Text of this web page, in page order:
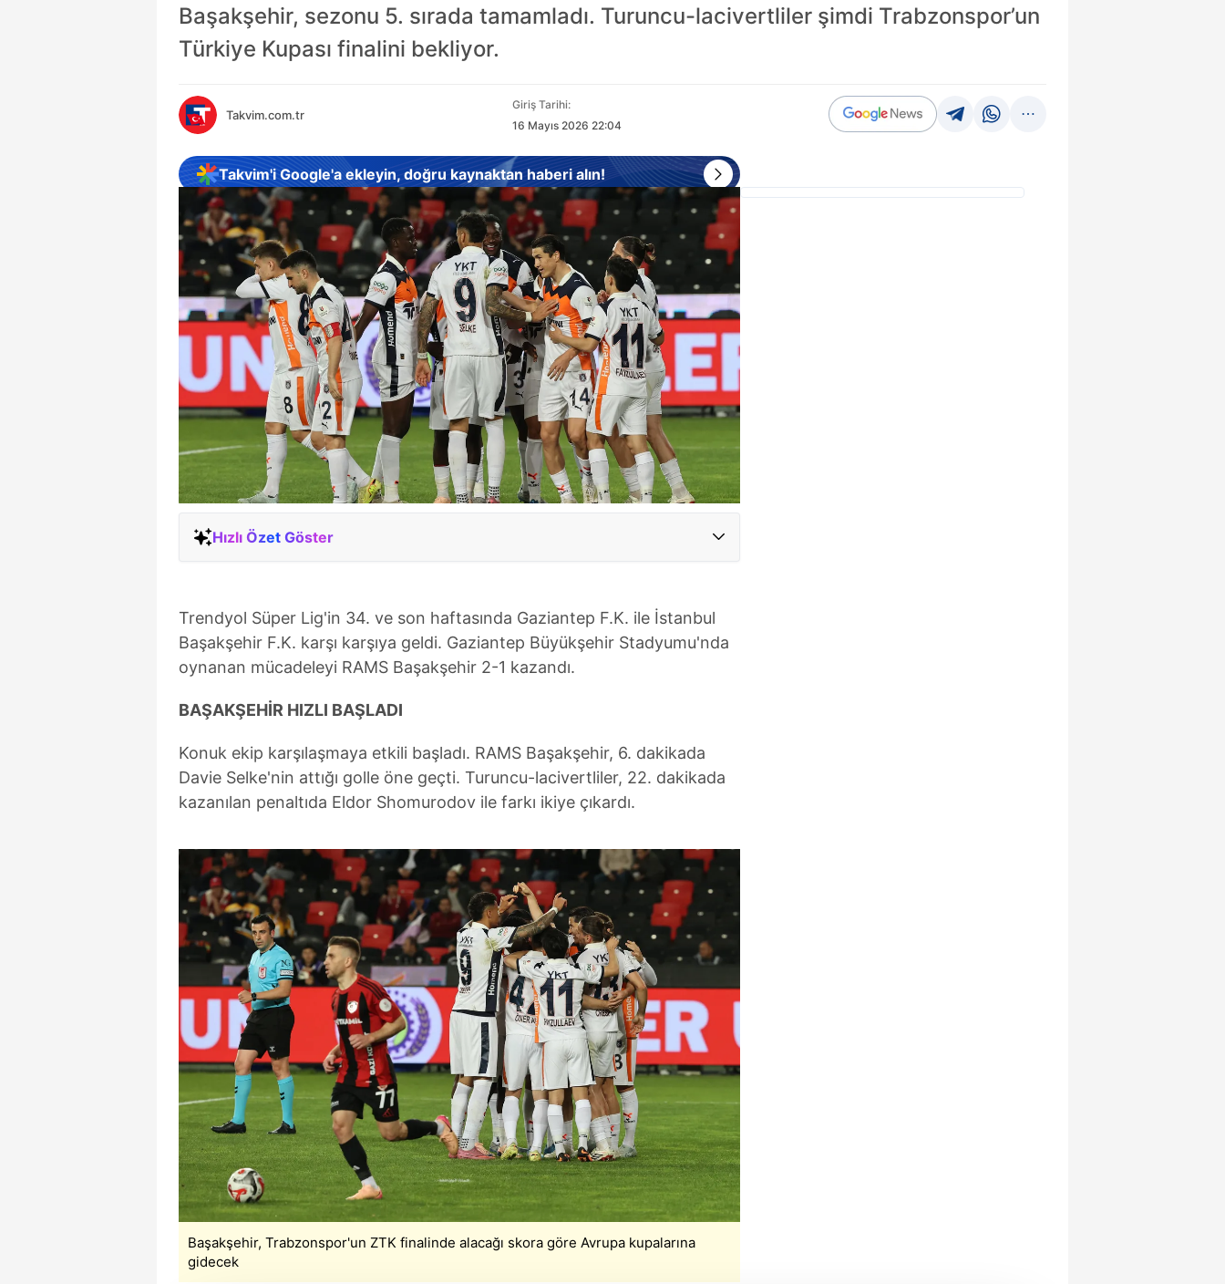
Başakşehir, sezonu 5. sırada tamamladı. Turuncu-lacivertliler şimdi Trabzonspor’un
Türkiye Kupası finalini bekliyor.
Takvim.com.tr
Giriş Tarihi:
16 Mayıs 2026 22:04
Takvim'i Google'a ekleyin, doğru kaynaktan haberi alın!
Hızlı Özet Göster
Trendyol Süper Lig'in 34. ve son haftasında Gaziantep F.K. ile İstanbul
Başakşehir F.K. karşı karşıya geldi. Gaziantep Büyükşehir Stadyumu'nda
oynanan mücadeleyi RAMS Başakşehir 2-1 kazandı.
BAŞAKŞEHİR HIZLI BAŞLADI
Konuk ekip karşılaşmaya etkili başladı. RAMS Başakşehir, 6. dakikada
Davie Selke'nin attığı golle öne geçti. Turuncu-lacivertliler, 22. dakikada
kazanılan penaltıda Eldor Shomurodov ile farkı ikiye çıkardı.
Başakşehir, Trabzonspor'un ZTK finalinde alacağı skora göre Avrupa kupalarına
gidecek